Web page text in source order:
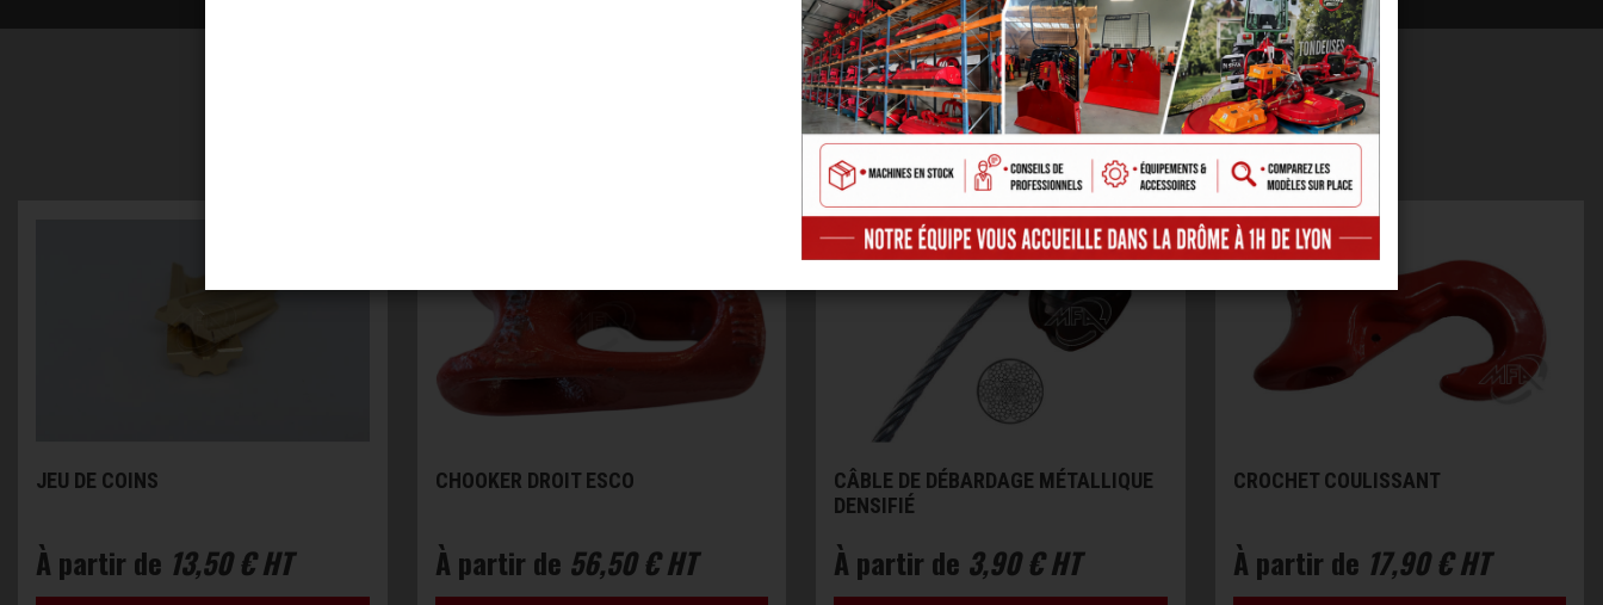
AVEC CE PRODUIT NOUS VOUS PROPOSONS AUSSI
JEU DE COINS
À partir de 13,50 € HT
CHOOKER DROIT ESCO
À partir de 56,50 € HT
CÂBLE DE DÉBARDAGE MÉTALLIQUE
DENSIFIÉ
À partir de 3,90 € HT
CROCHET COULISSANT
À partir de 17,90 € HT